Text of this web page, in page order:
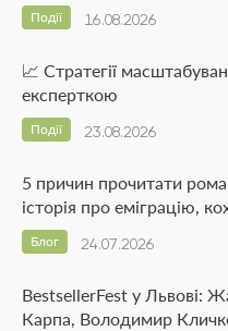
16.08.2026
Події
📈 Стратегії
експерткою
23.08.2026
Події
5 причин прочитати
історія про еміграцію,
24.07.2026
Блог
BestsellerFest у Львові:
Карпа, Володимир Кличко